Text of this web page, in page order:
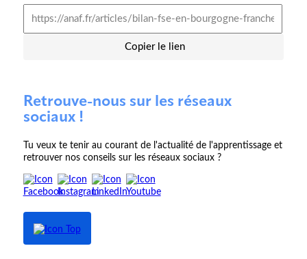
Copier le lien
Retrouve-nous sur les réseaux
sociaux !
Tu veux te tenir au courant de l'actualité de l'apprentissage et
retrouver nos conseils sur les réseaux sociaux ?